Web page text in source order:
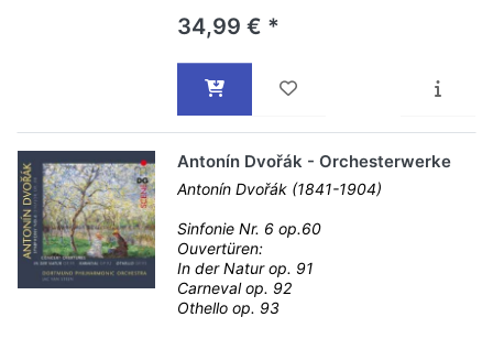
34,99 € *
Antonín Dvořák - Orchesterwerke
Antonín Dvořák (1841-1904)
Sinfonie Nr. 6 op.60
Ouvertüren:
In der Natur op. 91
Carneval op. 92
Othello op. 93